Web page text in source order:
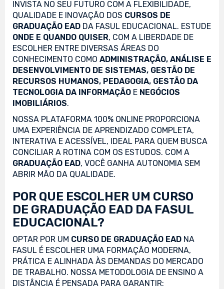
INVISTA NO SEU FUTURO COM A FLEXIBILIDADE,
QUALIDADE E INOVAÇÃO DOS CURSOS DE
GRADUAÇÃO EAD DA FASUL EDUCACIONAL. ESTUDE
ONDE E QUANDO QUISER, COM A LIBERDADE DE
ESCOLHER ENTRE DIVERSAS ÁREAS DO
CONHECIMENTO COMO ADMINISTRAÇÃO, ANÁLISE E
DESENVOLVIMENTO DE SISTEMAS, GESTÃO DE
RECURSOS HUMANOS, PEDAGOGIA, GESTÃO DA
TECNOLOGIA DA INFORMAÇÃO E NEGÓCIOS
IMOBILIÁRIOS.
NOSSA PLATAFORMA 100% ONLINE PROPORCIONA
UMA EXPERIÊNCIA DE APRENDIZADO COMPLETA,
INTERATIVA E ACESSÍVEL, IDEAL PARA QUEM BUSCA
CONCILIAR A ROTINA COM OS ESTUDOS. COM A
GRADUAÇÃO EAD, VOCÊ GANHA AUTONOMIA SEM
ABRIR MÃO DA QUALIDADE.
POR QUE ESCOLHER UM CURSO
DE GRADUAÇÃO EAD DA FASUL
EDUCACIONAL?
OPTAR POR UM CURSO DE GRADUAÇÃO EAD NA
FASUL É ESCOLHER UMA FORMAÇÃO MODERNA,
PRÁTICA E ALINHADA ÀS DEMANDAS DO MERCADO
DE TRABALHO. NOSSA METODOLOGIA DE ENSINO A
DISTÂNCIA É PENSADA PARA GARANTIR: